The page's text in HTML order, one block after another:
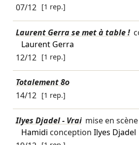
07/12 [1 rep.]
Laurent Gerra se met à table !
Laurent Gerra
12/12 [1 rep.]
Totalement 80
14/12 [1 rep.]
Ilyes Djadel - Vrai mise en scène
Hamidi conception Ilyes Djadel